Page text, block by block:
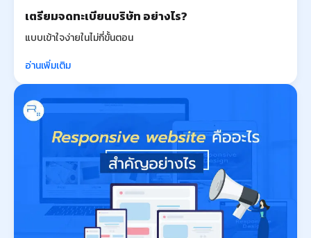
เตรียมจดทะเบียนบริษัท อย่างไร?
แบบเข้าใจง่ายในไม่กี่ขั้นตอน
อ่านเพิ่มเติม